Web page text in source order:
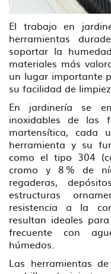
El trabajo en
herramientas
soportar la
materiales más
un lugar importante
su facilidad de
En jardinería se
inoxidables de las
martensítica, cada
herramienta y su
como el tipo 304
cromo y 8 % de
regaderas,
estructuras
resistencia a la
resultan ideales
frecuente con
húmedos.
Las herramientas